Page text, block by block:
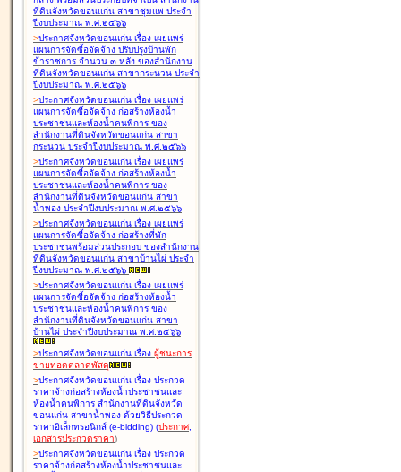
ที่ดินจังหวัดขอนแก่น สาขาชุมแพ ประจำ
ปีงบประมาณ พ.ศ.๒๕๖๖
>ประกาศจังหวัดขอนแก่น เรื่อง เผยแพร่
แผนการจัดซื้อจัดจ้าง ปรับปรุงบ้านพัก
ข้าราชการ จำนวน ๓ หลัง ของสำนักงาน
ที่ดินจังหวัดขอนแก่น สาขากระนวน ประจำ
ปีงบประมาณ พ.ศ.๒๕๖๖
>ประกาศจังหวัดขอนแก่น เรื่อง เผยแพร่
แผนการจัดซื้อจัดจ้าง ก่อสร้างห้องน้ำ
ประชาชนและห้องน้ำคนพิการ ของ
สำนักงานที่ดินจังหวัดขอนแก่น สาขา
กระนวน ประจำปีงบประมาณ พ.ศ.๒๕๖๖
>ประกาศจังหวัดขอนแก่น เรื่อง เผยแพร่
แผนการจัดซื้อจัดจ้าง ก่อสร้างห้องน้ำ
ประชาชนและห้องน้ำคนพิการ ของ
สำนักงานที่ดินจังหวัดขอนแก่น สาขา
น้ำพอง ประจำปีงบประมาณ พ.ศ.๒๕๖๖
>ประกาศจังหวัดขอนแก่น เรื่อง เผยแพร่
แผนการจัดซื้อจัดจ้าง ก่อสร้างที่พัก
ประชาชนพร้อมส่วนประกอบ ของสำนักงาน
ที่ดินจังหวัดขอนแก่น สาขาบ้านไผ่ ประจำ
ปีงบประมาณ พ.ศ.๒๕๖๖
>ประกาศจังหวัดขอนแก่น เรื่อง เผยแพร่
แผนการจัดซื้อจัดจ้าง ก่อสร้างห้องน้ำ
ประชาชนและห้องน้ำคนพิการ ของ
สำนักงานที่ดินจังหวัดขอนแก่น สาขา
บ้านไผ่ ประจำปีงบประมาณ พ.ศ.๒๕๖๖
>ประกาศจังหวัดขอนแก่น เรื่อง ผู้ชนะการ
ขายทอดตลาดพัสดุ
>ประกาศจังหวัดขอนแก่น เรื่อง ประกวด
ราคาจ้างก่อสร้างห้องน้ำประชาชนและ
ห้องน้ำคนพิการ สำนักงานที่ดินจังหวัด
ขอนแก่น สาขาน้ำพอง ด้วยวิธีประกวด
ราคาอิเล็กทรอนิกส์ (e-bidding) (ประกาศ,
เอกสารประกวดราคา)
>ประกาศจังหวัดขอนแก่น เรื่อง ประกวด
ราคาจ้างก่อสร้างห้องน้ำประชาชนและ